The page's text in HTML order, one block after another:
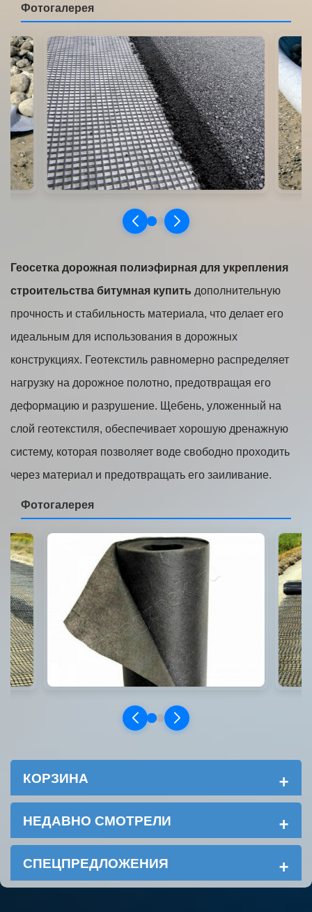
Геосетка дорожная полиэфирная для укрепления
строительства битумная купить дополнительную
прочность и стабильность материала, что делает его
идеальным для использования в дорожных
конструкциях. Геотекстиль равномерно распределяет
нагрузку на дорожное полотно, предотвращая его
деформацию и разрушение. Щебень, уложенный на
слой геотекстиля, обеспечивает хорошую дренажную
систему, которая позволяет воде свободно проходить
через материал и предотвращать его заиливание.
КОРЗИНА +
НЕДАВНО СМОТРЕЛИ +
СПЕЦПРЕДЛОЖЕНИЯ +